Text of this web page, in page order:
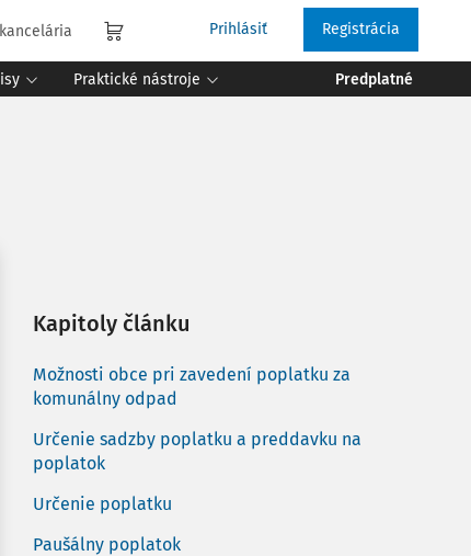
Prihlásiť Registrácia
Praktické nástroje Predplatné
Kapitoly článku
Možnosti obce pri zavedení poplatku za
komunálny odpad
Určenie sadzby poplatku a preddavku na
poplatok
Určenie poplatku
Paušálny poplatok